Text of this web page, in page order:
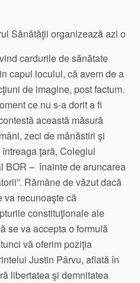
Sănătăţii organizează azi o
cardurile de sănătate
capul locului, că avem de a
de imagine, post factum.
ce nu s-a dorit a fi
această măsură
zeci de mănăstiri şi
ţară, Colegiul
BOR – înainte de aruncarea
Rămâne de văzut dacă
va recunoaşte că
constituţionale ale
se va accepta o formulă
vă oferim poziţia
Justin Pârvu, aflată în
libertatea şi demnitatea